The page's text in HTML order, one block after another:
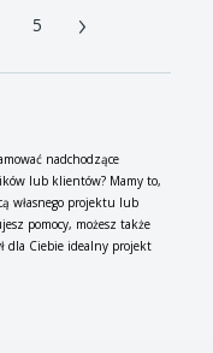
5 ›
nadchodzące
lub klientów? Mamy to,
własnego projektu lub
pomocy, możesz także
dla Ciebie idealny projekt